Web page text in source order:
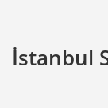
İstanbul